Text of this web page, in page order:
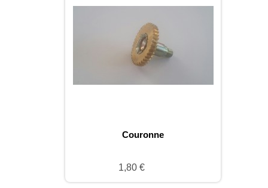
Couronne
1,80 €